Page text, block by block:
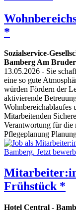
*
Sozialservice-
Bamberg Am
13.05.2026 - Sie
eine so gute
würden Fördern der
aktivierende
Wohnbereichablaufes
Mitarbeitenden
Verantwortung für die
Pflegeplanung
Frühstück *
Hotel Central -